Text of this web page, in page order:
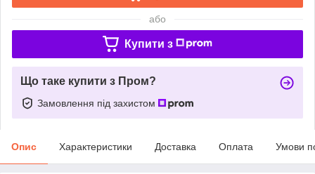
або
Купити з
Що таке купити з Пром?
Замовлення під захистом
Опис Характеристики Доставка Оплата Умови